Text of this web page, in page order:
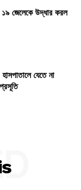
১৯ জেলেকে উদ্ধার করল
যেতে না